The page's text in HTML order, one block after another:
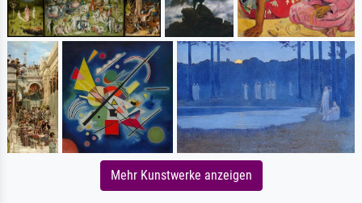
Mehr Kunstwerke anzeigen